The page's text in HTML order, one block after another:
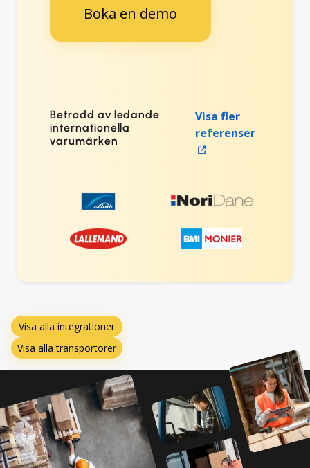
Boka en demo
Betrodd av ledande
internationella
varumärken
Visa fler
referenser
Visa alla integrationer
Visa alla transportörer